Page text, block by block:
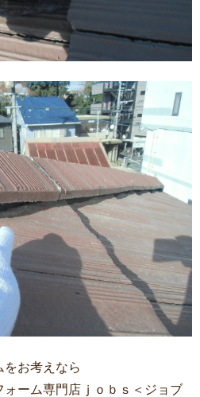
お考えなら
ーム専門店ｊｏｂｓ＜ジョブ